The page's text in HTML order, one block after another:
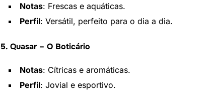
Notas: Frescas e aquáticas.
Perfil: Versátil, perfeito para o dia a dia.
5. Quasar – O Boticário
Notas: Cítricas e aromáticas.
Perfil: Jovial e esportivo.